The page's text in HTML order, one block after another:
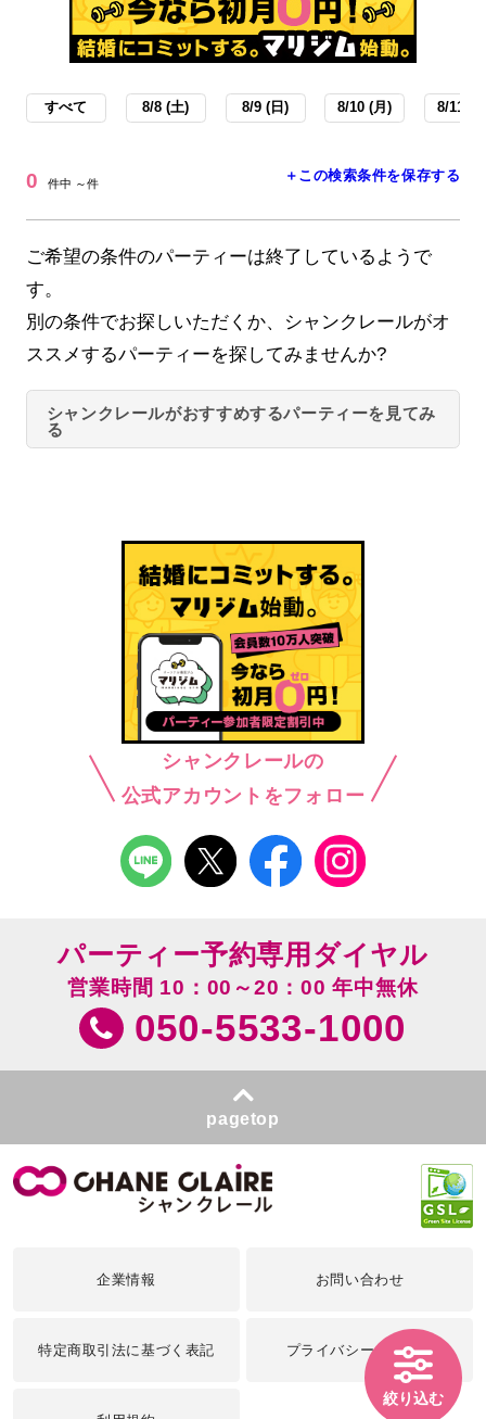
すべて 8/8 (土) 8/9 (日) 8/10 (月) 8/11 (
0 件中 ～件 ＋この検索条件を保存する
ご希望の条件のパーティーは終了しているようで
す。
別の条件でお探しいただくか、シャンクレールがオ
ススメするパーティーを探してみませんか?
シャンクレールがおすすめするパーティーを見てみ
る
シャンクレールの
公式アカウントをフォロー
絞り込む
パーティー予約専用ダイヤル
営業時間 10：00～20：00 年中無休
050-5533-1000
pagetop
企業情報 お問い合わせ
特定商取引法に基づく表記 プライバシーポリシー